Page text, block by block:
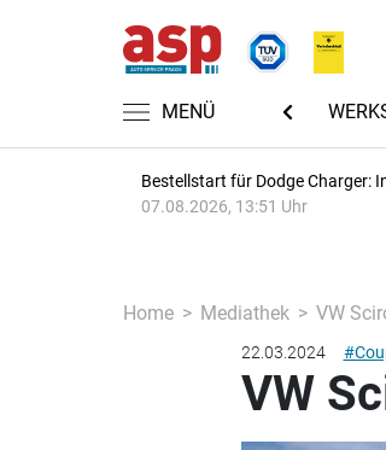
MENÜ
AUTOMECHANIKA 2026
Bestellstart für Dodge Charger:
07.08.2026, 13:51 Uhr
Home Mediathek VW
22.03.2024
VW